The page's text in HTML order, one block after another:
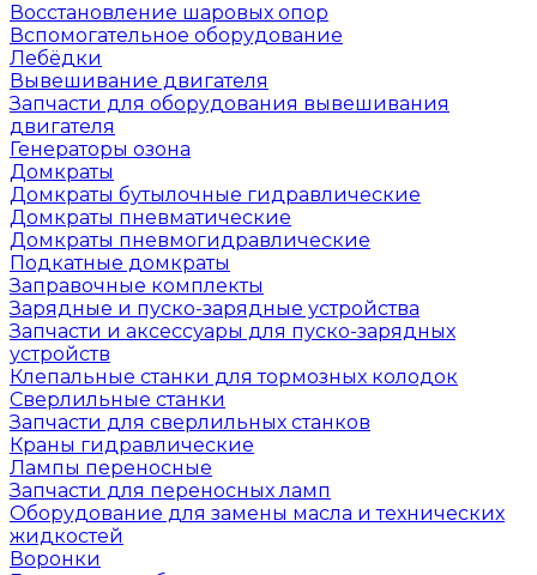
Восстановление шаровых опор
Вспомогательное оборудование
Лебёдки
Вывешивание двигателя
Запчасти для оборудования вывешивания
двигателя
Генераторы озона
Домкраты
Домкраты бутылочные гидравлические
Домкраты пневматические
Домкраты пневмогидравлические
Подкатные домкраты
Заправочные комплекты
Зарядные и пуско-зарядные устройства
Запчасти и аксессуары для пуско-зарядных
устройств
Клепальные станки для тормозных колодок
Сверлильные станки
Запчасти для сверлильных станков
Краны гидравлические
Лампы переносные
Запчасти для переносных ламп
Оборудование для замены масла и технических
жидкостей
Воронки